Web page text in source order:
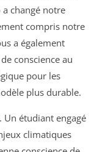
a changé notre
compris notre
a également
conscience au
pour les
plus durable.
étudiant engagé
climatiques